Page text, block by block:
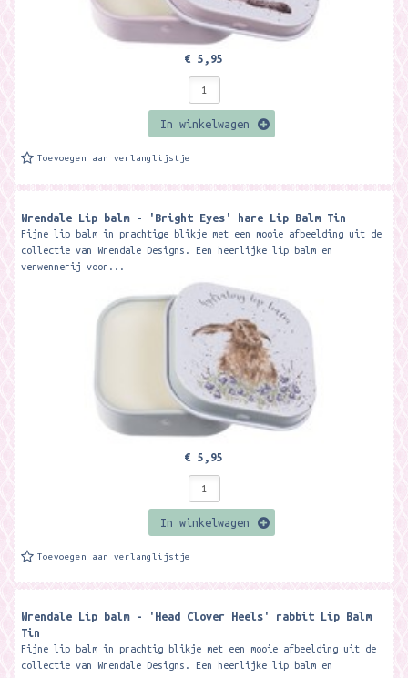
€ 5,95
In winkelwagen
Toevoegen aan verlanglijstje
Wrendale Lip balm - 'Bright Eyes' hare Lip Balm Tin
Fijne lip balm in prachtige blikje met een mooie afbeelding uit de
collectie van Wrendale Designs. Een heerlijke lip balm en
verwennerij voor...
€ 5,95
In winkelwagen
Toevoegen aan verlanglijstje
Wrendale Lip balm - 'Head Clover Heels' rabbit Lip Balm
Tin
Fijne lip balm in prachtig blikje met een mooie afbeelding uit de
collectie van Wrendale Designs. Een heerlijke lip balm en